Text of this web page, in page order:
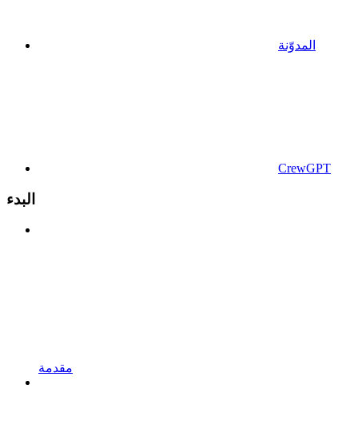
المدوّنة
CrewGPT
البدء
مقدمة